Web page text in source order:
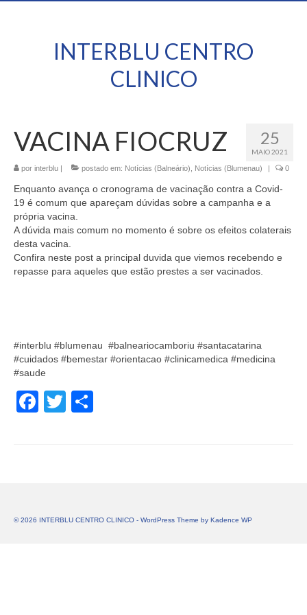
INTERBLU CENTRO
CLINICO
25
MAIO 2021
VACINA FIOCRUZ
por interblu | postado em: Notícias (Balneário) Notícias (Blumenau) | 0
Enquanto avança o cronograma de vacinação contra a Covid-
19 é comum que apareçam dúvidas sobre a campanha e a
própria vacina.
A dúvida mais comum no momento é sobre os efeitos colaterais
desta vacina.
Confira neste post a principal duvida que viemos recebendo e
repasse para aqueles que estão prestes a ser vacinados.
#interblu #blumenau #balneariocamboriu #santacatarina
#cuidados #bemestar #orientacao #clinicamedica #medicina
#saude
Facebook
Twitter
© 2026 INTERBLU CENTRO CLINICO - WordPress Theme by Kadence WP